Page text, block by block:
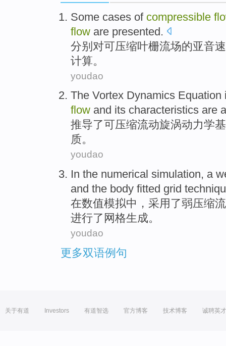
Some cases of compressible
flow are presented.
分别 对可压缩叶栅流场的亚音
计算。
youdao
The Vortex Dynamics Equation
flow and its characteristics are
推导了可压缩流动旋涡动力学
质。
youdao
In the numerical simulation, a
and the body fitted grid
在数值模拟中， 采用了弱压缩
进行了 网格生成。
youdao
更多双语例句
关于有道 Investors 有道智选 官方博客 技术博客 诚聘英才